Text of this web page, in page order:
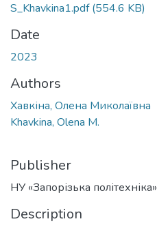
S_Khavkina1.pdf(554.6 KB)
Date
2023
Authors
Хавкіна, Олена Миколаївна
Khavkina, Olena M.
Publisher
НУ «Запорізька політехніка»
Description